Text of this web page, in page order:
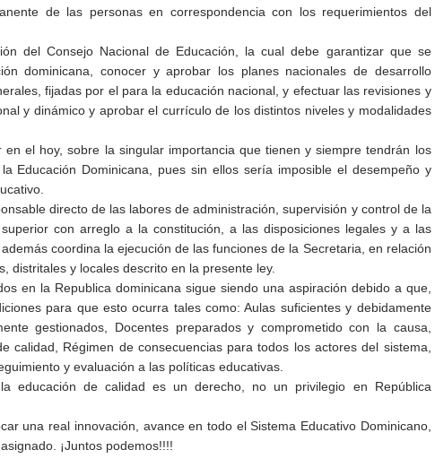
de las personas en correspondencia con los requerimientos del
del Consejo Nacional de Educación, la cual debe garantizar que se
dominicana, conocer y aprobar los planes nacionales de desarrollo
fijadas por el para la educación nacional, y efectuar las revisiones y
y dinámico y aprobar el currículo de los distintos niveles y modalidades
el hoy, sobre la singular importancia que tienen y siempre tendrán los
Educación Dominicana, pues sin ellos sería imposible el desempeño y
directo de las labores de administración, supervisión y control de la
con arreglo a la constitución, a las disposiciones legales y a las
coordina la ejecución de las funciones de la Secretaria, en relación
distritales y locales descrito en la presente ley.
en la Republica dominicana sigue siendo una aspiración debido a que,
para que esto ocurra tales como: Aulas suficientes y debidamente
gestionados, Docentes preparados y comprometido con la causa,
calidad, Régimen de consecuencias para todos los actores del sistema,
y evaluación a las políticas educativas.
educación de calidad es un derecho, no un privilegio en República
una real innovación, avance en todo el Sistema Educativo Dominicano,
¡Juntos podemos!!!!